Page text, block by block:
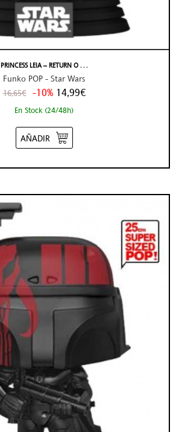
PRINCESS LEIA – RETURN O . . .
Funko POP - Star Wars
16,65€ -10% 14,99€
En Stock (24/48h)
AÑADIR